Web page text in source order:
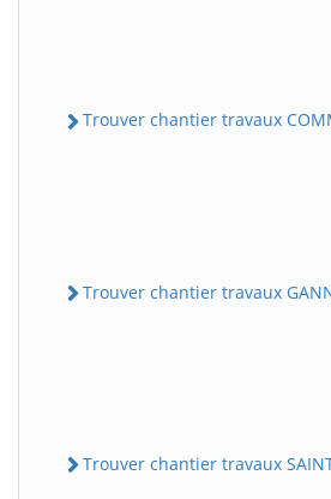
Trouver chantier travaux
Trouver chantier travaux
Trouver chantier travaux